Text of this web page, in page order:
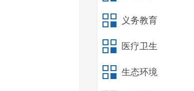
义务教育
医疗卫生
生态环境